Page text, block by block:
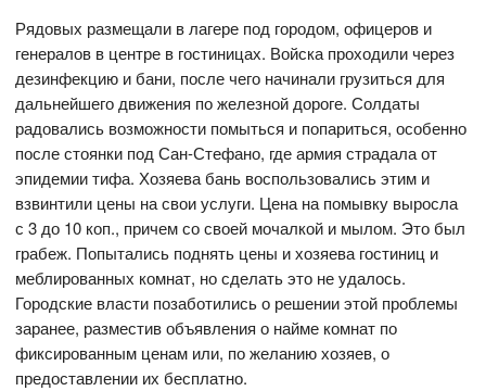
Рядовых размещали в лагере под городом, офицеров и
генералов в центре в гостиницах. Войска проходили через
дезинфекцию и бани, после чего начинали грузиться для
дальнейшего движения по железной дороге. Солдаты
радовались возможности помыться и попариться, особенно
после стоянки под Сан-Стефано, где армия страдала от
эпидемии тифа. Хозяева бань воспользовались этим и
взвинтили цены на свои услуги. Цена на помывку выросла
с 3 до 10 коп., причем со своей мочалкой и мылом. Это был
грабеж. Попытались поднять цены и хозяева гостиниц и
меблированных комнат, но сделать это не удалось.
Городские власти позаботились о решении этой проблемы
заранее, разместив объявления о найме комнат по
фиксированным ценам или, по желанию хозяев, о
предоставлении их бесплатно.